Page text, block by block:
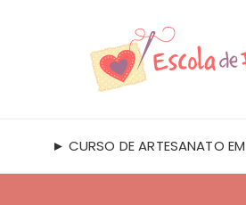
► CURSO DE ARTESANATO EM